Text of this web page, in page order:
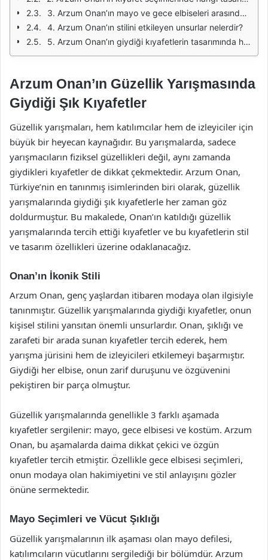
3. Arzum Onan’ın mayo ve gece elbiseleri arasındaki fark nedir?
4. Arzum Onan’ın stilini etkileyen unsurlar nelerdir?
5. Arzum Onan’ın giydiği kıyafetlerin tasarımında hangi detaylar ön plandadır?
Arzum Onan’ın Güzellik Yarışmasında
Giydiği Şık Kıyafetler
Güzellik yarışmaları, hem katılımcılar hem de izleyiciler için
büyük bir heyecan kaynağıdır. Bu yarışmalarda, sadece
yarışmacıların fiziksel güzellikleri değil, aynı zamanda
giydikleri kıyafetler de dikkat çekmektedir. Arzum Onan,
Türkiye’nin en tanınmış isimlerinden biri olarak, güzellik
yarışmalarında giydiği şık kıyafetlerle her zaman göz
doldurmuştur. Bu makalede, Onan’ın katıldığı güzellik
yarışmalarında tercih ettiği kıyafetler ve bu kıyafetlerin stil
ve tasarım özellikleri üzerine odaklanacağız.
Onan’ın İkonik Stili
Arzum Onan, genç yaşlardan itibaren modaya olan ilgisiyle
tanınmıştır. Güzellik yarışmalarında giydiği kıyafetler, onun
kişisel stilini yansıtan önemli unsurlardır. Onan, şıklığı ve
zarafeti bir arada sunan kıyafetler tercih ederek, hem
yarışma jürisini hem de izleyicileri etkilemeyi başarmıştır.
Giydiği her elbise, onun zarif duruşunu ve özgüvenini
pekiştiren bir parça olmuştur.
Güzellik yarışmalarında genellikle 3 farklı aşamada
kıyafetler sergilenir: mayo, gece elbisesi ve kostüm. Arzum
Onan, bu aşamalarda daima dikkat çekici ve özgün
kıyafetler tercih etmiştir. Özellikle gece elbisesi seçimleri,
onun modaya olan hakimiyetini ve stil anlayışını gözler
önüne sermektedir.
Mayo Seçimleri ve Vücut Şıklığı
Güzellik yarışmalarının ilk aşaması olan mayo defilesi,
katılımcıların vücutlarını sergilediği bir bölümdür. Arzum